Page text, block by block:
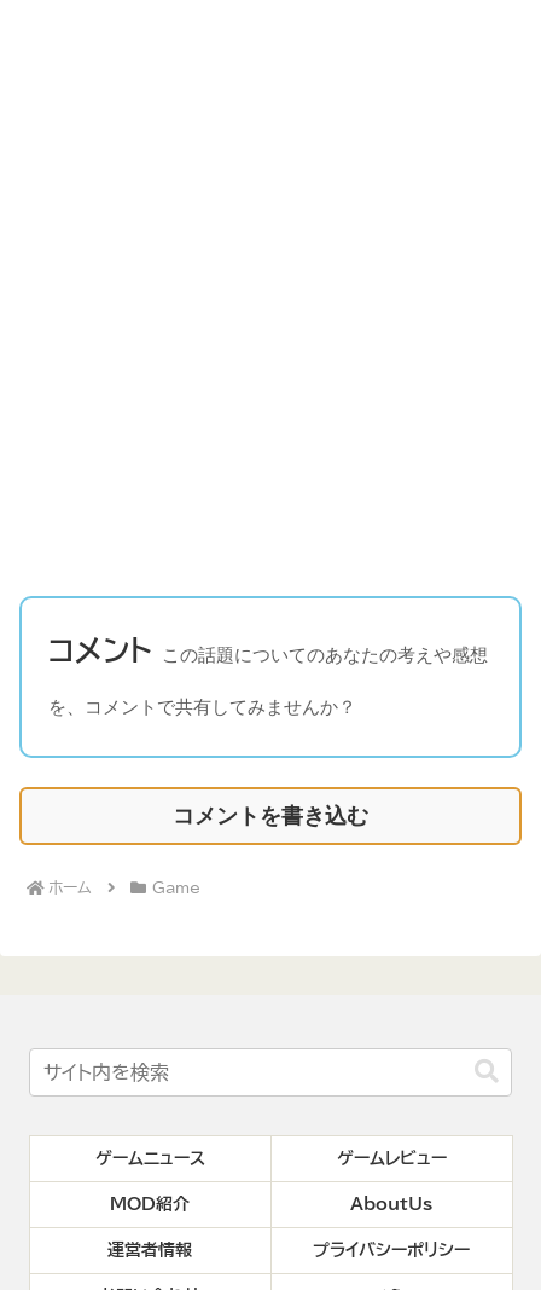
コメント この話題についてのあなたの考えや感想
を、コメントで共有してみませんか？
コメントを書き込む
ホーム Game
ゲームニュース ゲームレビュー
MOD紹介 AboutUs
運営者情報 プライバシーポリシー